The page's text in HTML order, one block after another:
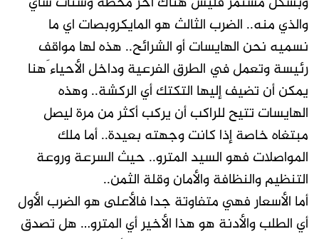
والذي منه.. الضرب الثالث هو المايكروبصات اي ما
نسميه نحن الهايسات أو الشرائح.. هذه لها مواقف
رئيسة وتعمل في الطرق الفرعية وداخل الأحياء َهنا
يمكن أن تضيف إليها التكتك أي الركشة.. وهذه
الهايسات تتيح للراكب أن يركب أكثر من مرة ليصل
مبتغاه خاصة إذا كانت وجهته بعيدة.. أما ملك
المواصلات فهو السيد المترو.. حيث السرعة وروعة
التنظيم والنظافة والأمان وقلة الثمن..
أما الأسعار فهي متفاوتة جدا فالأعلى هو الضرب الأول
أي الطلب والأدنة هو هذا الأخير أي المترو… هل تصدق